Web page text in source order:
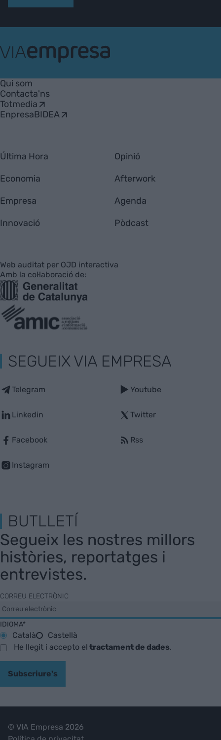
Empresa
Qui som
Contacta'ns
Totmedia
EnpresaBIDEA
Última Hora
Economia
Empresa
Innovació
Opinió
Afterwork
Agenda
Pòdcast
Web auditat per OJD interactiva
Amb la col·laboració de:
SEGUEIX VIA EMPRESA
Telegram
Linkedin
Facebook
Instagram
Youtube
Twitter
Rss
BUTLLETÍ
Segueix les nostres millors
històries, reportatges i
entrevistes.
CORREU ELECTRÒNIC
IDIOMA*
Català
Castellà
He llegit i accepto eltractament de dades.
Subscriure's
© VIA Empresa 2026